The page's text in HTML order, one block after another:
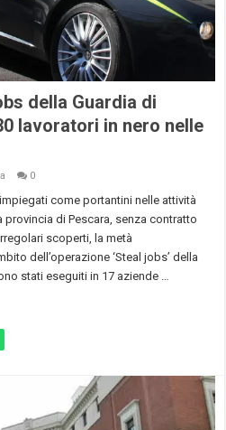
della Guardia di
lavoratori in nero nelle
0
come portantini nelle attività
provincia di Pescara, senza contratto
scoperti, la metà
dell’operazione ‘Steal jobs’ della
stati eseguiti in 17 aziende …